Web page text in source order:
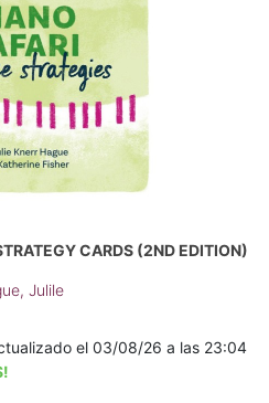
CARDS (2ND EDITION)
Julile
el 03/08/26 a las 23:04